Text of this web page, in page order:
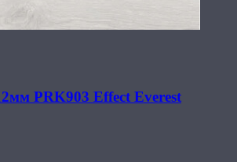
PRK903 Effect Everest